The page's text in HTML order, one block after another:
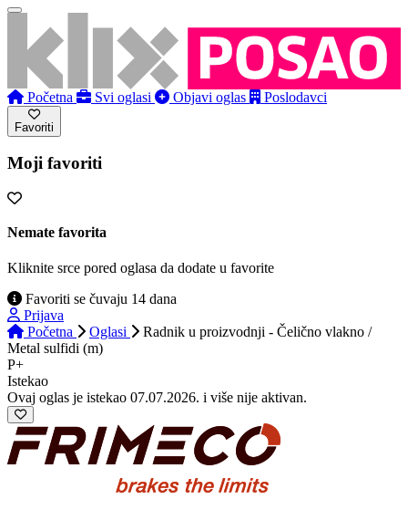
Početna Svi oglasi Objavi oglas Poslodavci
Favoriti
Moji favoriti
Nemate favorita
Kliknite srce pored oglasa da dodate u favorite
Favoriti se čuvaju 14 dana
Prijava
Početna
Oglasi
Radnik u proizvodnji - Čelično vlakno /
Metal sulfidi (m)
P+
Istekao
Ovaj oglas je istekao 07.07.2026. i više nije aktivan.